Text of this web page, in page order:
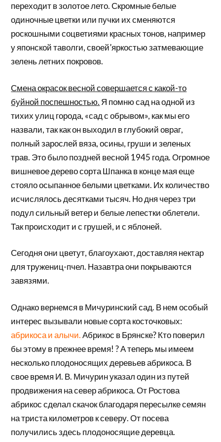
переходит в золотое лето. Скромные белые
одиночные цветки или пучки их сменяются
роскошными соцветиями красных тонов, например
у японской таволги, своей’яркостью затмевающие
зелень летних покровов.
Смена окрасок весной совершается с какой-то
буйной поспешностью. Я помню сад на одной из
тихих улиц города, «сад с обрывом», как мы его
назвали, так как он выходил в глубокий овраг,
полный зарослей вяза, осины, груши и зеленых
трав. Это было поздней весной 1945 года. Огромное
вишневое дерево сорта Шпанка в конце мая еще
стояло осыпанное белыми цветками. Их количество
исчислялось десятками тысяч. Но дня через три
подул сильный ветер и белые лепестки облетели.
Так происходит и с грушей, и с яблоней.
Сегодня они цветут, благоухают, доставляя нектар
для тружениц-пчел. Назавтра они покрываются
завязями.
Однако вернемся в Мичуринский сад. В нем особый
интерес вызывали новые сорта косточковых:
абрикоса и алычи.Абрикос в Брянске? Кто поверил
бы этому в прежнее время! ? А теперь мы имеем
несколько плодоносящих деревьев абрикоса. В
свое время И. В. Мичурин указал один из путей
продвижения на север абрикоса. От Ростова
абрикос сделал скачок благодаря пересылке семян
на триста километров к северу. От посева
получились здесь плодоносящие деревца.